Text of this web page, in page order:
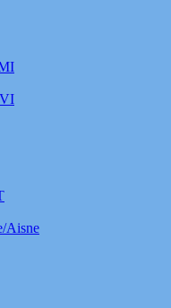
Aisne